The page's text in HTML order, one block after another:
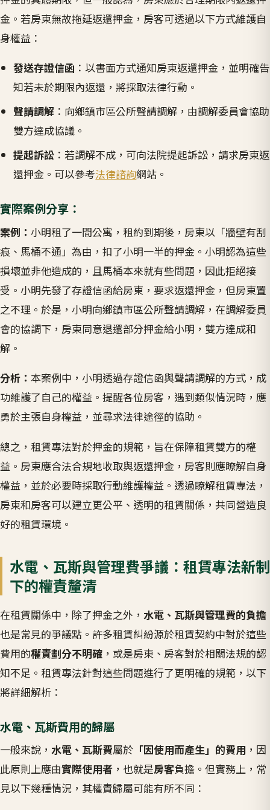
金。若房東無故拖延返還押金，房客可透過以下方式維護自
身權益：
發送存證信函 ：以書面方式通知房東返還押金，並明確告
知若未於期限內返還，將採取法律行動。
聲請調解 ：向鄉鎮市區公所聲請調解，由調解委員會協助
雙方達成協議。
提起訴訟 ：若調解不成，可向法院提起訴訟，請求房東返
還押金。可以參考法律諮詢網站。
實際案例分享：
案例： 小明租了一間公寓，租約到期後，房東以「牆壁有刮
痕、馬桶不通」為由，扣了小明一半的押金。小明認為這些
損壞並非他造成的，且馬桶本來就有些問題，因此拒絕接
受。小明先發了存證信函給房東，要求返還押金，但房東置
之不理。於是，小明向鄉鎮市區公所聲請調解，在調解委員
會的協調下，房東同意退還部分押金給小明，雙方達成和
解。
分析： 本案例中，小明透過存證信函與聲請調解的方式，成
功維護了自己的權益。提醒各位房客，遇到類似情況時，應
勇於主張自身權益，並尋求法律途徑的協助。
總之，租賃專法對於押金的規範，旨在保障租賃雙方的權
益。房東應合法合規地收取與返還押金，房客則應瞭解自身
權益，並於必要時採取行動維護權益。透過瞭解租賃專法，
房東和房客可以建立更公平、透明的租賃關係，共同營造良
好的租賃環境。
水電、瓦斯與管理費爭議：租賃專法新制
下的權責釐清
在租賃關係中，除了押金之外， 水電、瓦斯與管理費的負擔
也是常見的爭議點。許多租賃糾紛源於租賃契約中對於這些
費用的權責劃分不明確 ，或是房東、房客對於相關法規的認
知不足。租賃專法針對這些問題進行了更明確的規範，以下
將詳細解析：
水電、瓦斯費用的歸屬
一般來說， 水電、瓦斯費屬於 「因使用而產生」的費用 ，因
此原則上應由實際使用者 ，也就是房客負擔。但實務上，常
見以下幾種情況，其權責歸屬可能有所不同：